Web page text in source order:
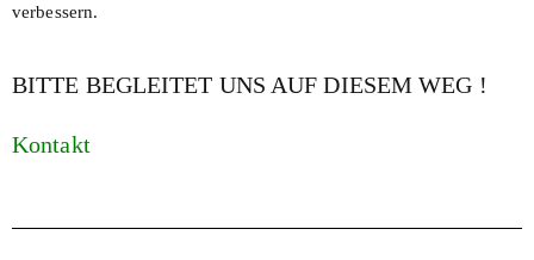
verbessern.
BITTE BEGLEITET UNS AUF DIESEM WEG !
Kontakt